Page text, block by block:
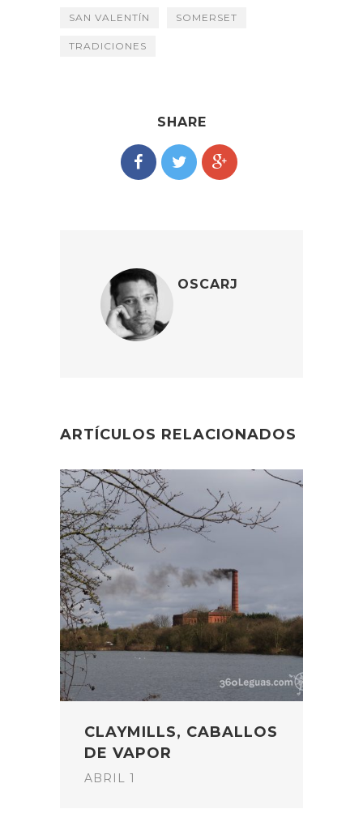
SAN VALENTÍN SOMERSET
TRADICIONES
SHARE
OSCARJ
ARTÍCULOS RELACIONADOS
CLAYMILLS, CABALLOS
DE VAPOR
ABRIL 1